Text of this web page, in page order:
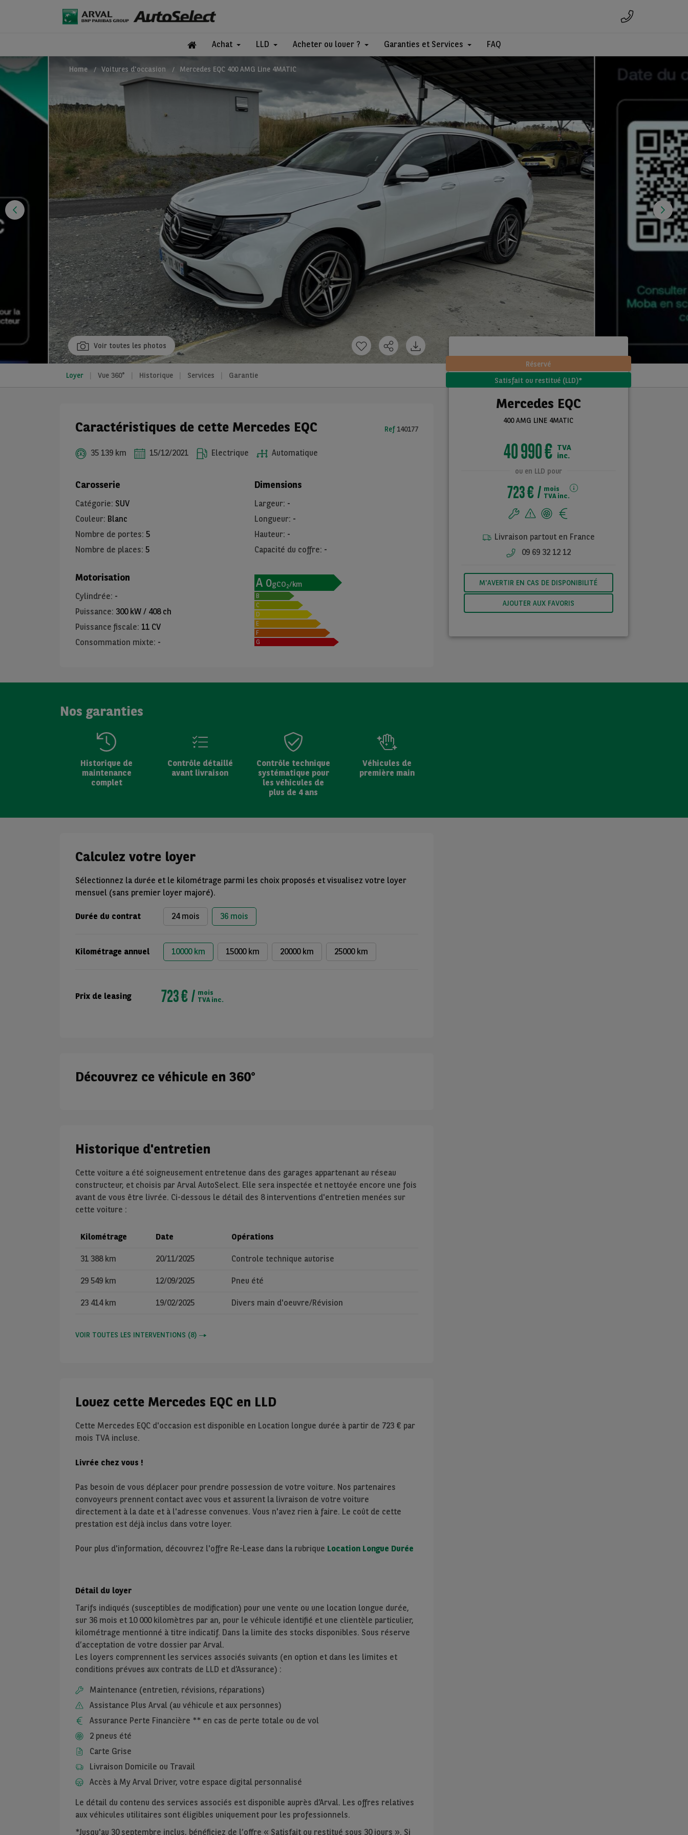
Achat LLD Acheter ou louer ? Garanties et Services FAQ
Home Voitures d'occasion Mercedes EQC 400 AMG Line 4MATIC
Voir toutes les photos
Loyer Vue 360° Historique Services Garantie
Réservé
Satisfait ou restitué (LLD)*
Mercedes EQC
400 AMG LINE 4MATIC
40 990 € TVA
inc.
ou en LLD pour
723 €
mois
TVA inc.
Livraison partout en France
09 69 32 12 12
M'AVERTIR EN CAS DE DISPONIBILITÉ
AJOUTER AUX FAVORIS
Caractéristiques de cette Mercedes EQC
35 139 km 15/12/2021 Electrique Automatique
Ref 140177
Carosserie
Catégorie: SUV
Couleur: Blanc
Nombre de portes: 5
Nombre de places: 5
Dimensions
Largeur: -
Longueur: -
Hauteur: -
Capacité du coffre: -
Motorisation
Cylindrée: -
Puissance: 300 kW / 408 ch
Puissance fiscale: 11 CV
Consommation mixte: -
A 0gCO2/km
B
C
D
E
F
G
Nos garanties
Historique de
maintenance
complet
Contrôle détaillé
avant livraison
Contrôle technique
systématique pour
les véhicules de
plus de 4 ans
Véhicules de
première main
Calculez votre loyer
Sélectionnez la durée et le kilométrage parmi les choix proposés et visualisez votre loyer
mensuel (sans premier loyer majoré).
Durée du contrat 24 mois 36 mois
Kilométrage annuel 10000 km 15000 km 20000 km 25000 km
Prix de leasing 723 €
mois
TVA inc.
Découvrez ce véhicule en 360°
Historique d'entretien
Cette voiture a été soigneusement entretenue dans des garages appartenant au réseau
constructeur, et choisis par Arval AutoSelect. Elle sera inspectée et nettoyée encore une fois
avant de vous être livrée. Ci-dessous le détail des 8 interventions d'entretien menées sur
cette voiture :
Kilométrage Date Opérations
31 388 km 20/11/2025 Controle technique autorise
29 549 km 12/09/2025 Pneu été
23 414 km 19/02/2025 Divers main d'oeuvre/Révision
VOIR TOUTES LES INTERVENTIONS (8)
Louez cette Mercedes EQC en LLD
Cette Mercedes EQC d'occasion est disponible en Location longue durée à partir de 723 € par
mois TVA incluse.
Livrée chez vous !
Pas besoin de vous déplacer pour prendre possession de votre voiture. Nos partenaires
convoyeurs prennent contact avec vous et assurent la livraison de votre voiture
directement à la date et à l'adresse convenues. Vous n'avez rien à faire. Le coût de cette
prestation est déjà inclus dans votre loyer.
Pour plus d'information, découvrez l'offre Re-Lease dans la rubrique Location Longue Durée
Détail du loyer
Tarifs indiqués (susceptibles de modification) pour une vente ou une location longue durée,
sur 36 mois et 10 000kilomètres par an, pour le véhicule identifié et une clientèle particulier,
kilométrage mentionné à titre indicatif. Dans la limite des stocks disponibles. Sous réserve
d’acceptation de votre dossier par Arval.
Les loyers comprennent les services associés suivants (en option et dans les limites et
conditions prévues aux contrats de LLD et d’Assurance) :
Maintenance (entretien, révisions, réparations)
Assistance Plus Arval (au véhicule et aux personnes)
Assurance Perte Financière ** en cas de perte totale ou de vol
2 pneus été
Carte Grise
Livraison Domicile ou Travail
Accès à My Arval Driver, votre espace digital personnalisé
Le détail du contenu des services associés est disponible auprès d’Arval. Les offres relatives
aux véhicules utilitaires sont éligibles uniquement pour les professionnels.
*Jusqu'au 30 septembre inclus, bénéficiez de l’offre « Satisfait ou restitué sous 30 jours ». Si